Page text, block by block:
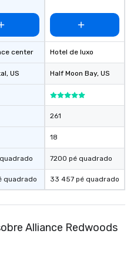
center
, US
quadrado
Hotel de luxo
Half Moon Bay, US
261
18
7200 pé quadrado
33 457 pé quadrado
Alliance Redwoods